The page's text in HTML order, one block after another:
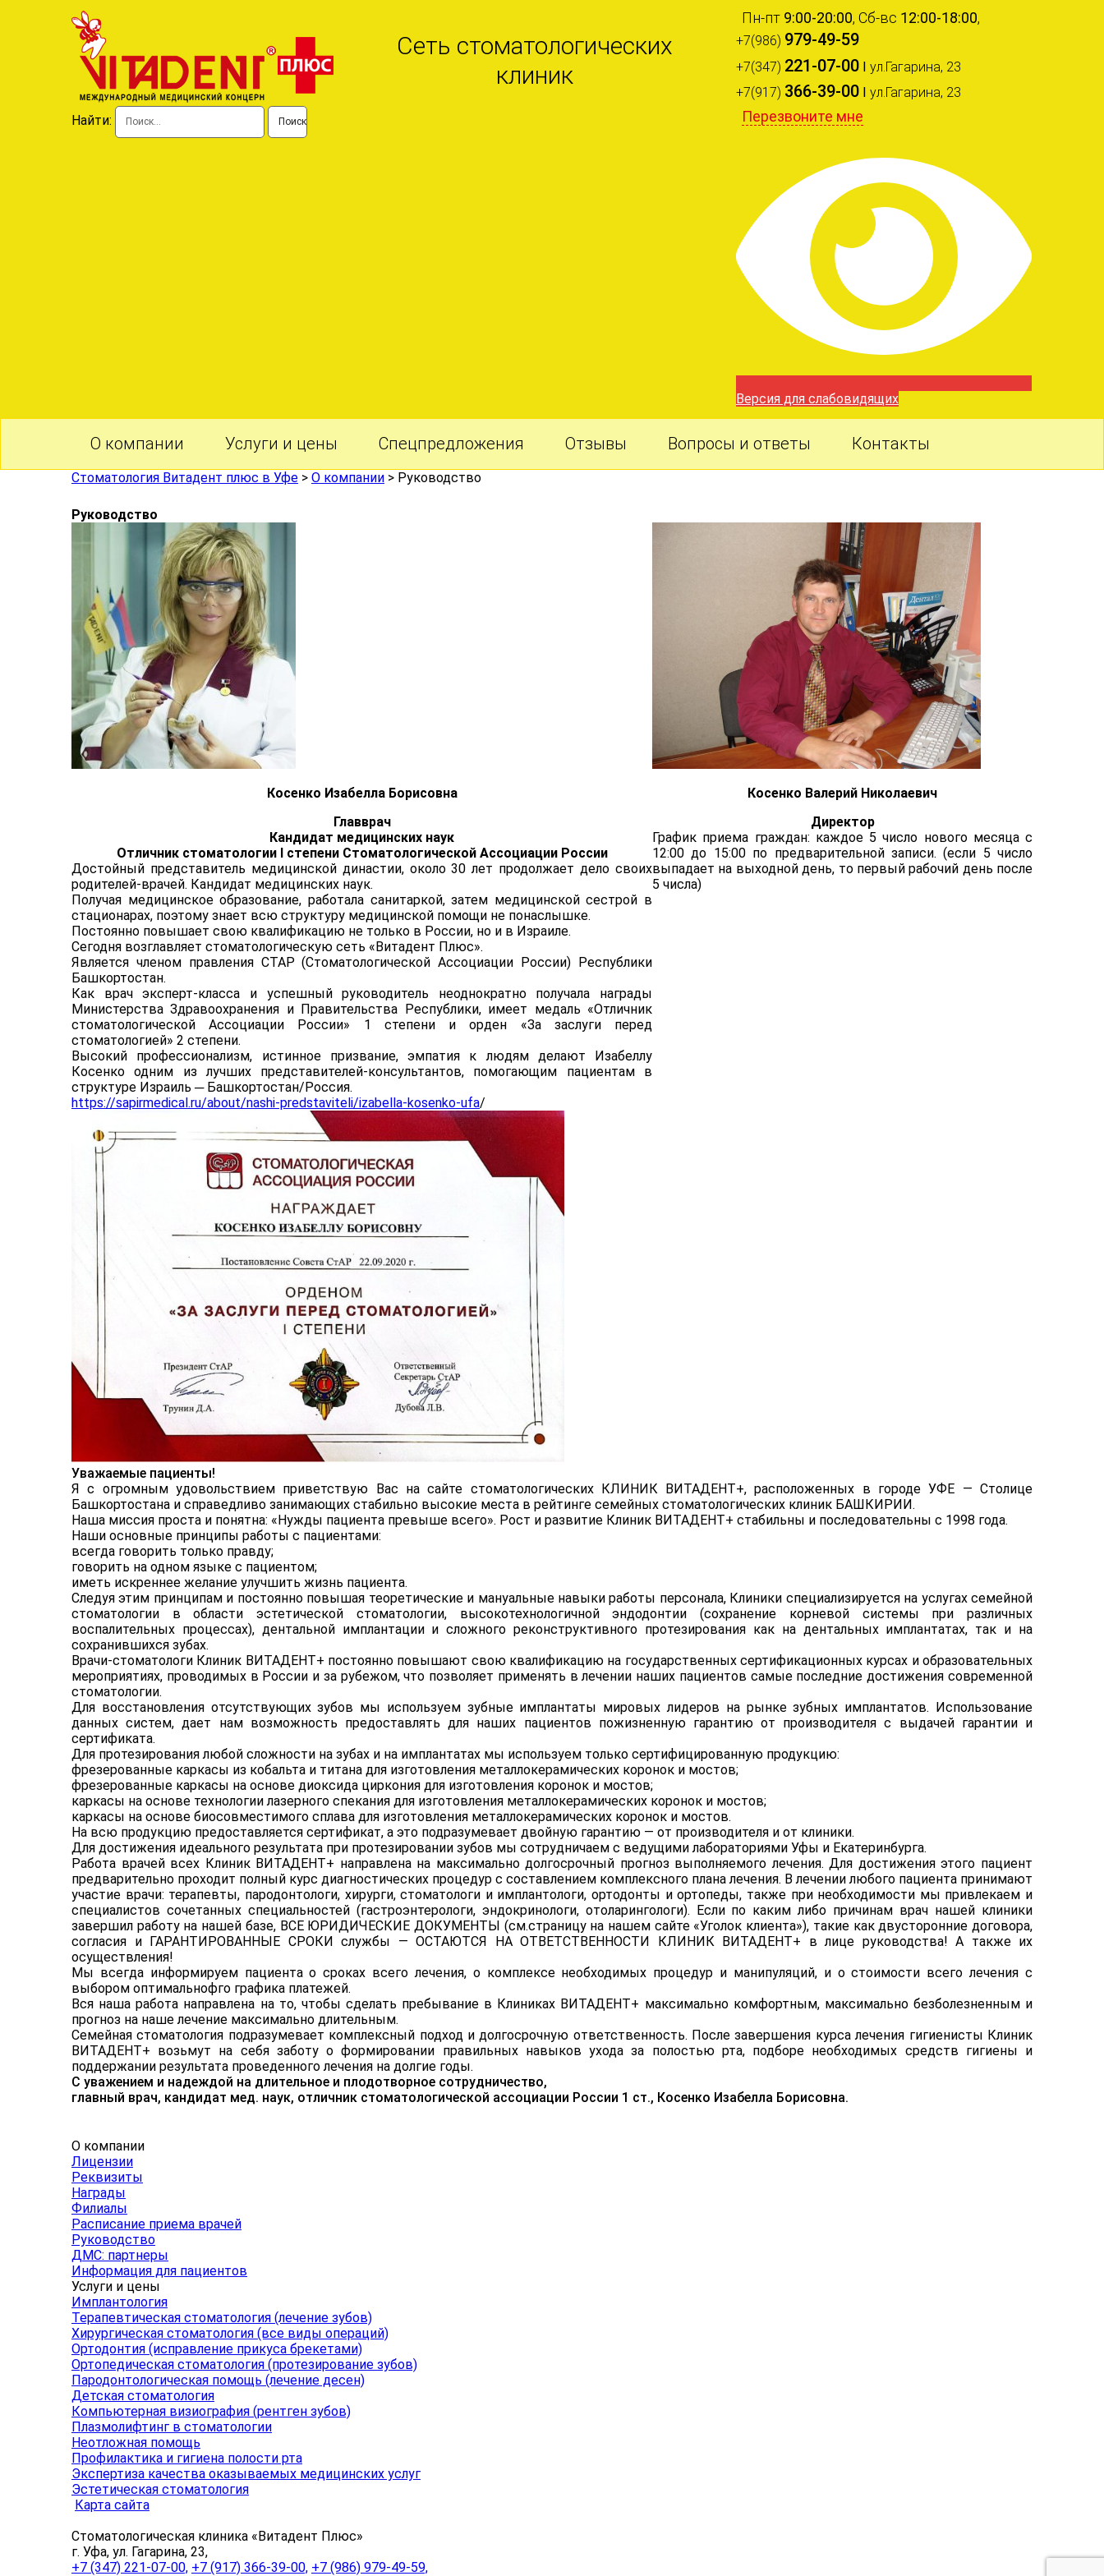
Найти:
Сеть стоматологических
клиник
Пн-пт 9:00-20:00, Сб-вс 12:00-18:00,
+7(986) 979-49-59
+7(347) 221-07-00 I ул.Гагарина, 23
+7(917) 366-39-00 I ул.Гагарина, 23
Перезвоните мне
Версия для слабовидящих
О компании Услуги и цены Спецпредложения Отзывы Вопросы и ответы Контакты
Стоматология Витадент плюс в Уфе > О компании > Руководство
Руководство
Косенко Изабелла Борисовна
Косенко Валерий Николаевич
Главврач
Кандидат медицинских наук
Отличник стоматологии I степени Стоматологической Ассоциации России
Достойный представитель медицинской династии, около 30 лет продолжает дело своих
родителей-врачей. Кандидат медицинских наук.
Получая медицинское образование, работала санитаркой, затем медицинской сестрой в
стационарах, поэтому знает всю структуру медицинской помощи не понаслышке.
Постоянно повышает свою квалификацию не только в России, но и в Израиле.
Сегодня возглавляет стоматологическую сеть «Витадент Плюс».
Является членом правления СТАР (Стоматологической Ассоциации России) Республики
Башкортостан.
Как врач эксперт-класса и успешный руководитель неоднократно получала награды
Министерства Здравоохранения и Правительства Республики, имеет медаль «Отличник
стоматологической Ассоциации России» 1 степени и орден «За заслуги перед
стоматологией» 2 степени.
Высокий профессионализм, истинное призвание, эмпатия к людям делают Изабеллу
Косенко одним из лучших представителей-консультантов, помогающим пациентам в
структуре Израиль ─ Башкортостан/Россия.
https://sapirmedical.ru/about/nashi-predstaviteli/izabella-kosenko-ufa/
Директор
График приема граждан: каждое 5 число нового месяца с
12:00 до 15:00 по предварительной записи. (если 5 число
выпадает на выходной день, то первый рабочий день после
5 числа)
Уважаемые пациенты!
Я с огромным удовольствием приветствую Вас на сайте стоматологических КЛИНИК ВИТАДЕНТ+, расположенных в городе УФЕ — Столице
Башкортостана и справедливо занимающих стабильно высокие места в рейтинге семейных стоматологических клиник БАШКИРИИ.
Наша миссия проста и понятна: «Нужды пациента превыше всего». Рост и развитие Клиник ВИТАДЕНТ+ стабильны и последовательны с 1998 года.
Наши основные принципы работы с пациентами:
всегда говорить только правду;
говорить на одном языке с пациентом;
иметь искреннее желание улучшить жизнь пациента.
Следуя этим принципам и постоянно повышая теоретические и мануальные навыки работы персонала, Клиники специализируется на услугах семейной
стоматологии в области эстетической стоматологии, высокотехнологичной эндодонтии (сохранение корневой системы при различных
воспалительных процессах), дентальной имплантации и сложного реконструктивного протезирования как на дентальных имплантатах, так и на
сохранившихся зубах.
Врачи-стоматологи Клиник ВИТАДЕНТ+ постоянно повышают свою квалификацию на государственных сертификационных курсах и образовательных
мероприятиях, проводимых в России и за рубежом, что позволяет применять в лечении наших пациентов самые последние достижения современной
стоматологии.
Для восстановления отсутствующих зубов мы используем зубные имплантаты мировых лидеров на рынке зубных имплантатов. Использование
данных систем, дает нам возможность предоставлять для наших пациентов пожизненную гарантию от производителя с выдачей гарантии и
сертификата.
Для протезирования любой сложности на зубах и на имплантатах мы используем только сертифицированную продукцию:
фрезерованные каркасы из кобальта и титана для изготовления металлокерамических коронок и мостов;
фрезерованные каркасы на основе диоксида циркония для изготовления коронок и мостов;
каркасы на основе технологии лазерного спекания для изготовления металлокерамических коронок и мостов;
каркасы на основе биосовместимого сплава для изготовления металлокерамических коронок и мостов.
На всю продукцию предоставляется сертификат, а это подразумевает двойную гарантию — от производителя и от клиники.
Для достижения идеального результата при протезировании зубов мы сотрудничаем с ведущими лабораториями Уфы и Екатеринбурга.
Работа врачей всех Клиник ВИТАДЕНТ+ направлена на максимально долгосрочный прогноз выполняемого лечения. Для достижения этого пациент
предварительно проходит полный курс диагностических процедур с составлением комплексного плана лечения. В лечении любого пациента принимают
участие врачи: терапевты, пародонтологи, хирурги, стоматологи и имплантологи, ортодонты и ортопеды, также при необходимости мы привлекаем и
специалистов сочетанных специальностей (гастроэнтерологи, эндокринологи, отоларингологи). Если по каким либо причинам врач нашей клиники
завершил работу на нашей базе, ВСЕ ЮРИДИЧЕСКИЕ ДОКУМЕНТЫ (см.страницу на нашем сайте «Уголок клиента»), такие как двусторонние договора,
согласия и ГАРАНТИРОВАННЫЕ СРОКИ службы — ОСТАЮТСЯ НА ОТВЕТСТВЕННОСТИ КЛИНИК ВИТАДЕНТ+ в лице руководства! А также их
осуществления!
Мы всегда информируем пациента о сроках всего лечения, о комплексе необходимых процедур и манипуляций, и о стоимости всего лечения с
выбором оптимальнофго графика платежей.
Вся наша работа направлена на то, чтобы сделать пребывание в Клиниках ВИТАДЕНТ+ максимально комфортным, максимально безболезненным и
прогноз на наше лечение максимально длительным.
Семейная стоматология подразумевает комплексный подход и долгосрочную ответственность. После завершения курса лечения гигиенисты Клиник
ВИТАДЕНТ+ возьмут на себя заботу о формировании правильных навыков ухода за полостью рта, подборе необходимых средств гигиены и
поддержании результата проведенного лечения на долгие годы.
С уважением и надеждой на длительное и плодотворное сотрудничество,
главный врач, кандидат мед. наук, отличник стоматологической ассоциации России 1 ст., Косенко Изабелла Борисовна.
О компании
Лицензии
Реквизиты
Награды
Филиалы
Расписание приема врачей
Руководство
ДМС: партнеры
Информация для пациентов
Услуги и цены
Имплантология
Терапевтическая стоматология (лечение зубов)
Хирургическая стоматология (все виды операций)
Ортодонтия (исправление прикуса брекетами)
Ортопедическая стоматология (протезирование зубов)
Пародонтологическая помощь (лечение десен)
Детская стоматология
Компьютерная визиография (рентген зубов)
Плазмолифтинг в стоматологии
Неотложная помощь
Профилактика и гигиена полости рта
Экспертиза качества оказываемых медицинских услуг
Эстетическая стоматология
Карта сайта
Стоматологическая клиника «Витадент Плюс»
г. Уфа, ул. Гагарина, 23,
+7 (347) 221-07-00, +7 (917) 366-39-00, +7 (986) 979-49-59,